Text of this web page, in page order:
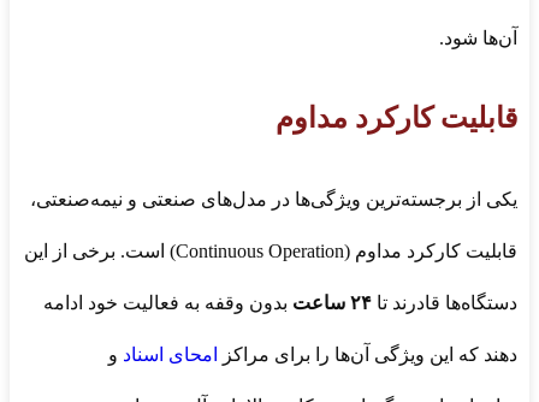
آن‌ها شود.
قابلیت کارکرد مداوم
یکی از برجسته‌ترین ویژگی‌ها در مدل‌های صنعتی و نیمه‌صنعتی،
قابلیت کارکرد مداوم (Continuous Operation) است. برخی از این
دستگاه‌ها قادرند تا ۲۴ ساعت بدون وقفه به فعالیت خود ادامه
دهند که این ویژگی آن‌ها را برای مراکز امحای اسناد و